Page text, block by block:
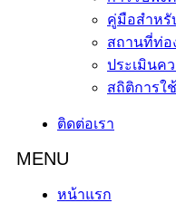
คู่มือสำหรั
สถานที่ท่อ
ประเมินค
สถิติการใ
ติดต่อเรา
หน้าแรก